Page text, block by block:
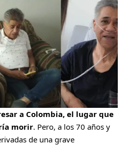
a Colombia, el lugar que
morir. Pero, a los 70 años y
de una grave